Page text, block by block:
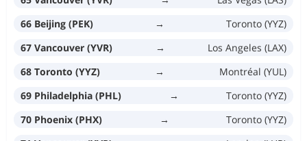
66 Beijing (PEK)
→
Toronto (YYZ)
67 Vancouver (YVR)
→
Los Angeles (LAX)
68 Toronto (YYZ)
→
Montréal (YUL)
69 Philadelphia (PHL)
→
Toronto (YYZ)
70 Phoenix (PHX)
→
Toronto (YYZ)